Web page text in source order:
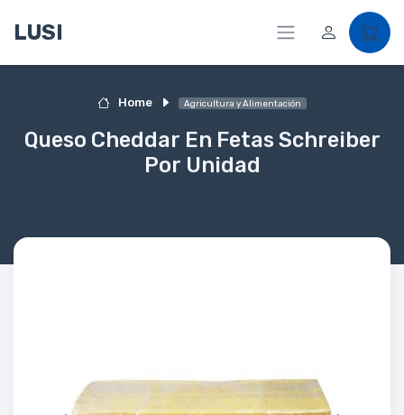
LUSI
Home Agricultura y Alimentación
Queso Cheddar En Fetas Schreiber
Por Unidad